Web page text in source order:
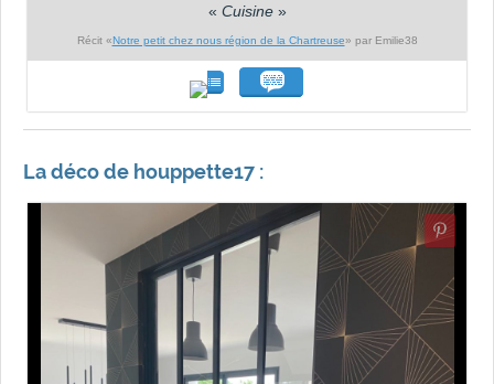
« Cuisine»
Récit «Notre petit chez nous région de la Chartreuse» par Emilie38
La déco de houppette17 :